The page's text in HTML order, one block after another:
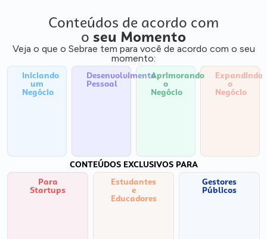
Conteúdos de acordo com
o seu Momento
Veja o que o Sebrae tem para você de acordo com o seu
momento:
Iniciando
um
Negócio
Desenvolvimento
Pessoal
Aprimorando
o
Negócio
Expandindo
o
Negócio
CONTEÚDOS EXCLUSIVOS PARA
Para
Startups
Estudantes
e
Educadores
Gestores
Públicos